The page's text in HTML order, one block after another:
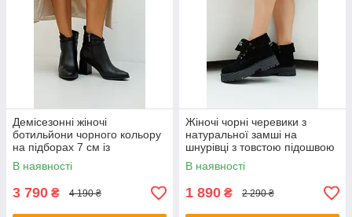
Демісезонні жіночі
ботильйони чорного кольору
на підборах 7 см із
натуральної шкіри з
блискавкою
В наявності
3 790 ₴ 4 190 ₴
Жіночі чорні черевики з
натуральної замші на
шнурівці з товстою підошвою
В наявності
1 890 ₴ 2 290 ₴